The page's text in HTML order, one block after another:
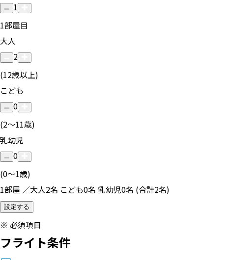
1
1部屋目
大人
2
(12歳以上)
こども
0
(2〜11歳)
乳幼児
0
(0〜1歳)
1部屋 ／大人2名 こども0名 乳幼児0名 (合計2名)
設定する
※ 必須項目
フライト条件